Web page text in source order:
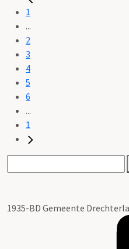
1
...
2
3
4
5
6
...
1
1935-BD Gemeente